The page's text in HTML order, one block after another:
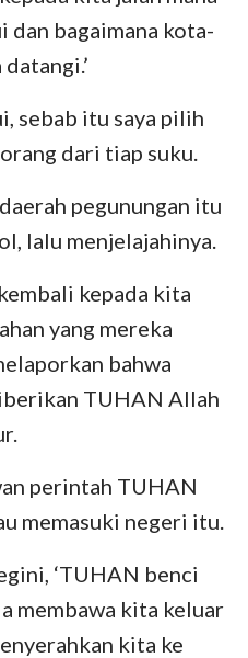
12 13
14
19 20
dan bagaimana kota-
sebab itu saya pilih
dari tiap suku.
pegunungan itu
lalu menjelajahinya.
kepada kita
yang mereka
bahwa
TUHAN Allah
perintah TUHAN
memasuki negeri itu.
‘TUHAN benci
membawa kita keluar
kita ke